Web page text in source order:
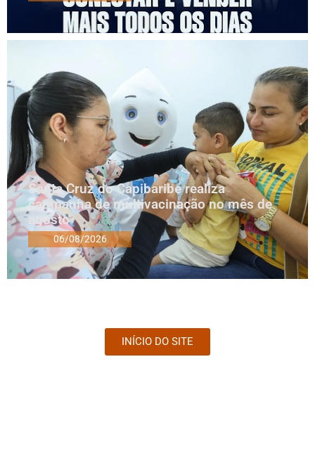
Santa Cruz do Capibaribe realiza
campanha de multivacinação no mês de
agosto
06/08/2026
INÍCIO DO SITE